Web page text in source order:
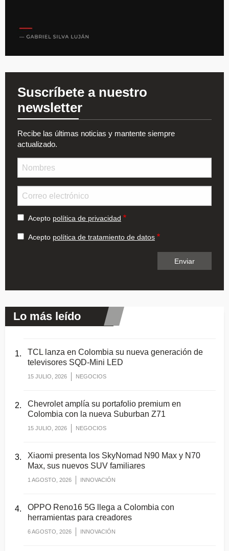
Suscríbete a nuestro
newsletter
Recibe las últimas noticias y mantente siempre
actualizado.
Acepto política de privacidad
Acepto política de tratamiento de datos
Lo más leído
TCL lanza en Colombia su nueva generación de
televisores SQD-Mini LED
15 JULIO, 2026 NEGOCIOS
Chevrolet amplía su portafolio premium en
Colombia con la nueva Suburban Z71
15 JULIO, 2026 NEGOCIOS
Xiaomi presenta los SkyNomad N90 Max y N70
Max, sus nuevos SUV familiares
1 AGOSTO, 2026 INNOVACIÓN
OPPO Reno16 5G llega a Colombia con
herramientas para creadores
6 AGOSTO, 2026 INNOVACIÓN